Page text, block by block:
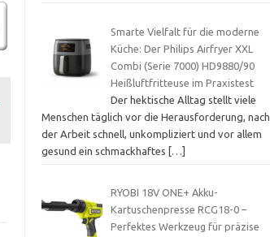
Smarte Vielfalt für die moderne
Küche: Der Philips Airfryer XXL
Combi (Serie 7000) HD9880/90
Heißluftfritteuse im Praxistest
Der hektische Alltag stellt viele
Menschen täglich vor die Herausforderung, nach
der Arbeit schnell, unkompliziert und vor allem
gesund ein schmackhaftes
[…]
RYOBI 18V ONE+ Akku-
Kartuschenpresse RCG18-0 –
Perfektes Werkzeug für präzise